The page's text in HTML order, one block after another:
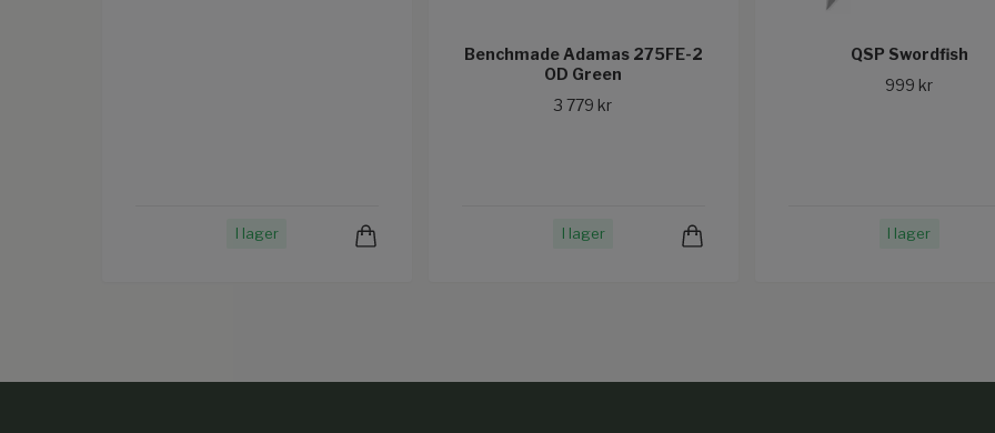
I lager
Benchmade Adamas 275FE-2
OD Green
3 779 kr
I lager
QSP Swordfish
999 kr
I lager